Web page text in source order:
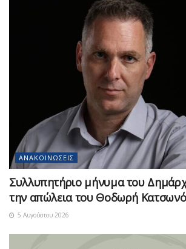
ΑΝΑΚΟΙΝΏΣΕΙΣ
Συλλυπητήριο μήνυμα του
την απώλεια του Θοδωρή
5 Αυγούστου 2026